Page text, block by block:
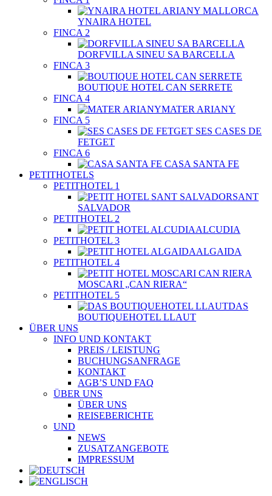
YNAIRA HOTEL
FINCA 2
DORFVILLA SINEU SA BARCELLA
FINCA 3
BOUTIQUE HOTEL CAN SERRETE
FINCA 4
MATER ARIANY
FINCA 5
SES CASES DE
FETGET
FINCA 6
CASA SANTA FE
PETITHOTELS
PETITHOTEL 1
SANT
SALVADOR
PETITHOTEL 2
ALCUDIA
PETITHOTEL 3
ALGAIDA
PETITHOTEL 4
MOSCARI „CAN RIERA“
PETITHOTEL 5
DAS
BOUTIQUEHOTEL LLAUT
ÜBER UNS
INFO UND KONTAKT
PREIS / LEISTUNG
BUCHUNGSANFRAGE
KONTAKT
AGB’S UND FAQ
ÜBER UNS
ÜBER UNS
REISEBERICHTE
UND
NEWS
ZUSATZANGEBOTE
IMPRESSUM